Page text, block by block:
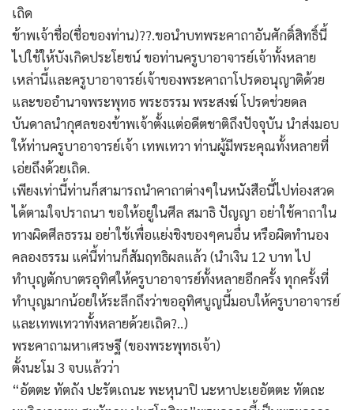
เถิด
ข้าพเจ้าชื่อ(ชื่อของท่าน)??.ขอนำบทพระคาถาอันศักดิ์สิทธิ์นี้
ไปใช้ให้บังเกิดประโยชน์ ขอท่านครูบาอาจารย์เจ้าทั้งหลาย
เหล่านี้และครูบาอาจารย์เจ้าของพระคาถาโปรดอนุญาติด้วย
และขออำนาจพระพุทธ พระธรรม พระสงฆ์ โปรดช่วยดล
บันดาลนำกุศลของข้าพเจ้าตั้งแต่อดีตชาติถึงปัจจุบัน นำส่งมอบ
ให้ท่านครูบาอาจารย์เจ้า เทพเทวา ท่านผู้มีพระคุณทั้งหลายที่
เอ่ยถึงด้วยเถิด.
เพียงเท่านี้ท่านก็สามารถนำคาถาต่างๆในหนังสือนี้ไปท่องสวด
ได้ตามใจปราถนา ขอให้อยู่ในศีล สมาธิ ปัญญา อย่าใช้คาถาใน
ทางผิดศีลธรรม อย่าใช้เพื่อแย่งชิงของๆคนอื่น หรือผิดทำนอง
คลองธรรม แค่นี้ท่านก็สัมฤทธิผลแล้ว (นำเงิน 12 บาท ไป
ทำบุญตักบาตรอุทิศให้ครูบาอาจารย์ทั้งหลายอีกครั้ง ทุกครั้งที่
ทำบุญมากน้อยให้ระลึกถึงว่าขออุทิศบูญนี้มอบให้ครูบาอาจารย์
และเทพเทวาทั้งหลายด้วยเถิด?..)
พระคาถามหาเศรษฐี (ของพระพุทธเจ้า)
ตั้งนะโม 3 จบแล้วว่า
“อัตตะ ทัตถัง ปะรัตเถนะ พะหุนาปิ นะหาปะเยอัตตะ ทัตถะ